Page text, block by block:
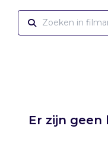
Er zijn